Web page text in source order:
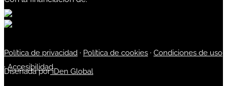
Política de privacidad · Política de cookies · Condiciones de uso
·Accesibilidad
Diseñada poriDen Global